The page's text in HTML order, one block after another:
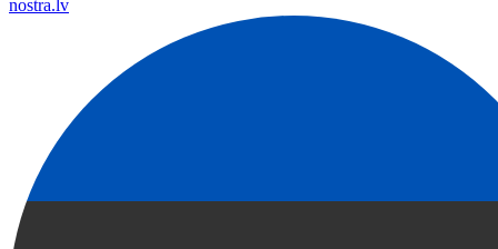
nostra.lv